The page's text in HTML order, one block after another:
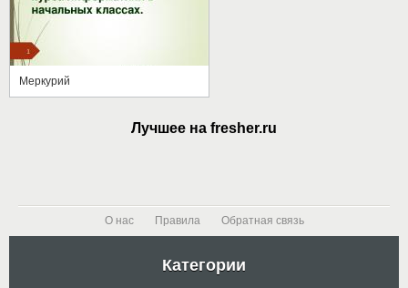
Меркурий
Лучшее на fresher.ru
О нас Правила Обратная связь
Категории